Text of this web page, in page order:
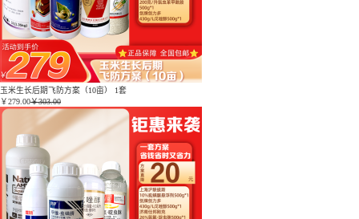
玉米生长后期飞防方案（10亩） 1套
￥279.00￥303.00